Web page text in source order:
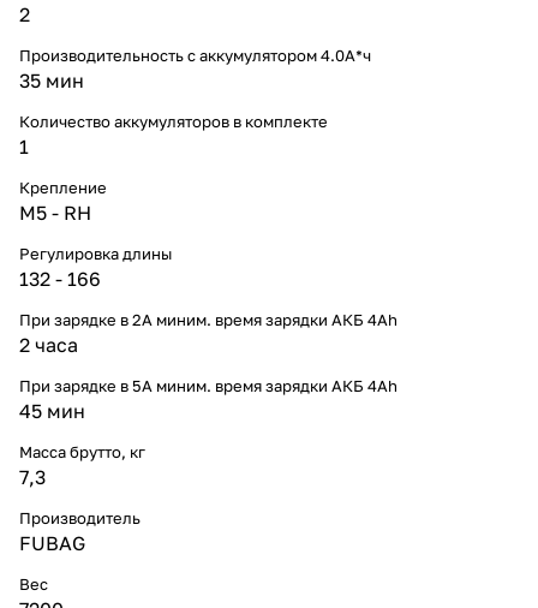
2
Производительность с аккумулятором 4.0А*ч
35 мин
Количество аккумуляторов в комплекте
1
Крепление
М5 - RH
Регулировка длины
132 - 166
При зарядке в 2А миним. время зарядки АКБ 4Ah
2 часа
При зарядке в 5А миним. время зарядки АКБ 4Ah
45 мин
Масса брутто, кг
7,3
Производитель
FUBAG
Вес